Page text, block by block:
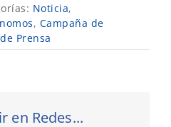
Noticia,
, Campaña de
Prensa
en Redes...